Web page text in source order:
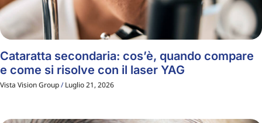
Cataratta secondaria: cos’è, quando compare
e come si risolve con il laser YAG
Vista Vision Group Luglio 21, 2026